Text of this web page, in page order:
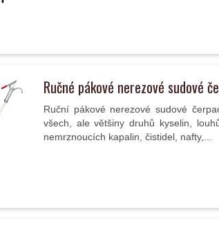
Ručné pákové nerezové sudové
Ruční pákové nerezové sudové
všech, ale většiny druhů kyselin,
nemrznoucích kapalin, čistidel, nafty,...